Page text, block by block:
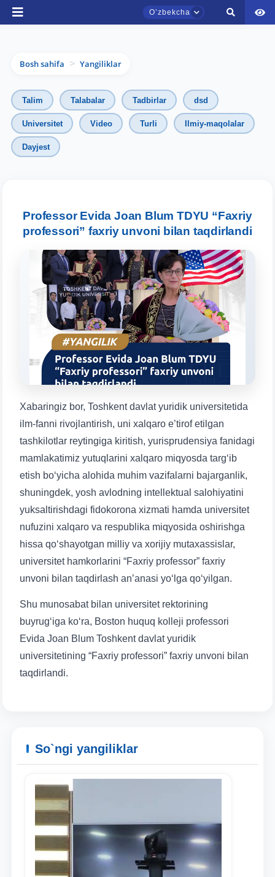
Oʼzbekcha
Bosh sahifa > Yangiliklar
Talim Talabalar Tadbirlar dsd
Universitet Video Turli Ilmiy-maqolalar
Dayjest
Professor Evida Joan Blum TDYU “Faxriy
professori” faxriy unvoni bilan taqdirlandi
Xabaringiz bor, Toshkent davlat yuridik universitetida
ilm-fanni rivojlantirish, uni xalqaro e’tirof etilgan
tashkilotlar reytingiga kiritish, yurisprudensiya fanidagi
mamlakatimiz yutuqlarini xalqaro miqyosda targ‘ib
etish bo‘yicha alohida muhim vazifalarni bajarganlik,
shuningdek, yosh avlodning intellektual salohiyatini
yuksaltirishdagi fidokorona xizmati hamda universitet
nufuzini xalqaro va respublika miqyosida oshirishga
hissa qo‘shayotgan milliy va xorijiy mutaxassislar,
universitet hamkorlarini “Faxriy professor” faxriy
unvoni bilan taqdirlash an’anasi yo‘lga qo‘yilgan.
Shu munosabat bilan universitet rektorining
buyrug‘iga ko‘ra, Boston huquq kolleji professori
Evida Joan Blum Toshkent davlat yuridik
universitetining “Faxriy professori” faxriy unvoni bilan
taqdirlandi.
So`ngi yangiliklar
TDYU qabul murojaatlari chati
Qabul bo'yicha murojaatlaringizni ushbu
chatda qoldiring.
Mavzuni tanlang — keyin shu mavzudagi aniq
savollar chiqadi:
1. Hujjatlar (bakalavr) (5) 2. Hujjatlar (magistr) (4)
3. Suhbat (bakalavr) (8) 4. Suhbat (magistr) (5)
5. To'lov-kontrakt (2) 6. Elektron ariza (16)
7. Call-center (4) 8. Bakalavriat kvotasi (3)
9. Magistratura kvotasi (4) ✉️ Adminga yozish